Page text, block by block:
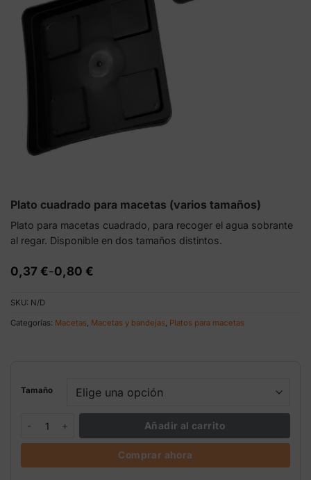
Plato cuadrado para macetas (varios tamaños)
Plato para macetas cuadrado, para recoger el agua sobrante
al regar. Disponible en dos tamaños distintos.
0,37 €-0,80 €
Rango
de
desde
0,37 €
hasta
SKU: N/D
Categorías: Macetas, Macetas y bandejas, Platos para macetas
Tamaño
Añadir al carrito
Comprar ahora